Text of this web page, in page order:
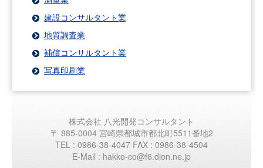
建設コンサルタント業
地質調査業
補償コンサルタント業
写真印刷業
株式会社 八光開発コンサルタント
〒 885-0004 宮崎県都城市都北町5511番地2
TEL : 0986-38-4047 FAX : 0986-38-4504
E-Mail : hakko-co@f6.dion.ne.jp